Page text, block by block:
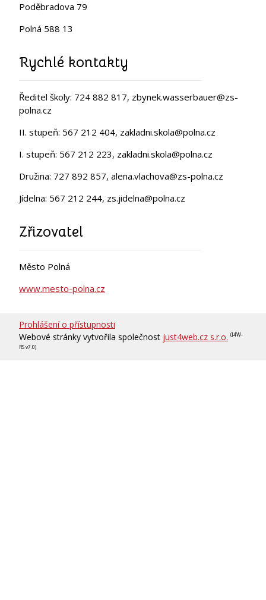
Poděbradova 79
Polná 588 13
Rychlé kontakty
Ředitel školy: 724 882 817, zbynek.wasserbauer@zs-
polna.cz
II. stupeň: 567 212 404, zakladni.skola@polna.cz
I. stupeň: 567 212 223, zakladni.skola@polna.cz
Družina: 727 892 857, alena.vlachova@zs-polna.cz
Jídelna: 567 212 244, zs.jidelna@polna.cz
Zřizovatel
Město Polná
www.mesto-polna.cz
Prohlášení o přístupnosti
Webové stránky vytvořila společnost just4web.cz s.r.o. (J4W-
RS v7.0)